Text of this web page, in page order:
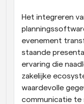
Het integreren
evenement
staande
ervaring die
zakelijke
waardevolle
communicatie te